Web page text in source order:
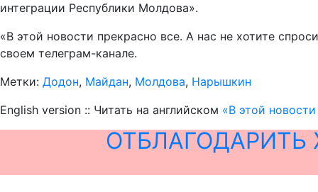
интеграции Республики Молдова».
«В этой новости прекрасно все. А нас не хотите
своем телеграм-канале.
Метки: Додон, Майдан, Молдова, Нарышкин
English version :: Читать на английском «В этой